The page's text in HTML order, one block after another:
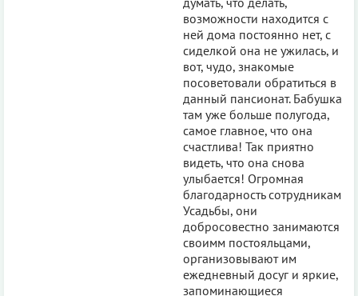
возможности находится с
ней дома постоянно нет, с
сиделкой она не ужилась, и
вот, чудо, знакомые
посоветовали обратиться в
данный пансионат. Бабушка
там уже больше полугода,
самое главное, что она
счастлива! Так приятно
видеть, что она снова
улыбается! Огромная
благодарность сотрудникам
Усадьбы, они
добросовестно занимаются
своимм постояльцами,
организовывают им
ежедневный досуг и яркие,
запоминающиеся